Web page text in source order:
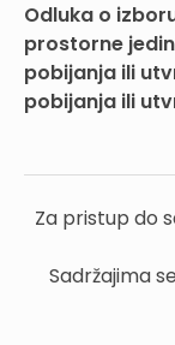
Odluka o
prostorne
pobijanja ili
pobijanja ili
Za pristup do
Sadržajima